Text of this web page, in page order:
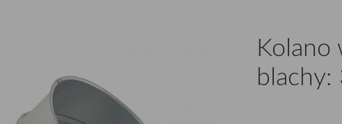
Kolano
blachy: